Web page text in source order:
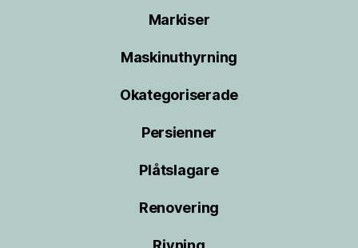
Markiser
Maskinuthyrning
Okategoriserade
Persienner
Plåtslagare
Renovering